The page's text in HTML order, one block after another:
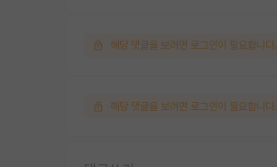
해당 댓글을 보려면 로그인이 필요합니다.
해당 댓글을 보려면 로그인이 필요합니다.